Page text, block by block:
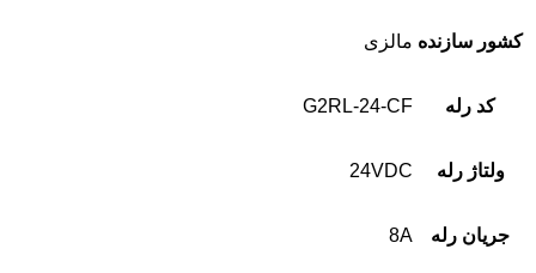
کشور سازنده مالزی
کد رله G2RL-24-CF
ولتاژ رله 24VDC
جریان رله 8A